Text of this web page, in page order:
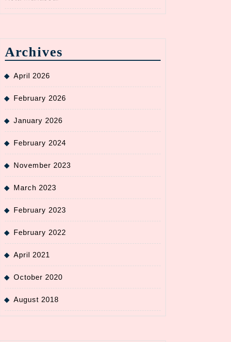
Archives
April 2026
February 2026
January 2026
February 2024
November 2023
March 2023
February 2023
February 2022
April 2021
October 2020
August 2018